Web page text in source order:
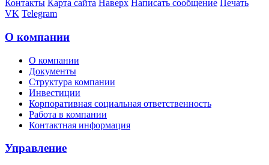
Контакты Карта сайта Наверх Написать сообщение Печать
VK Telegram
О компании
О компании
Документы
Структура компании
Инвестиции
Корпоративная социальная ответственность
Работа в компании
Контактная информация
Управление